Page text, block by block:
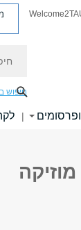
חיפוש
ופרסומים |